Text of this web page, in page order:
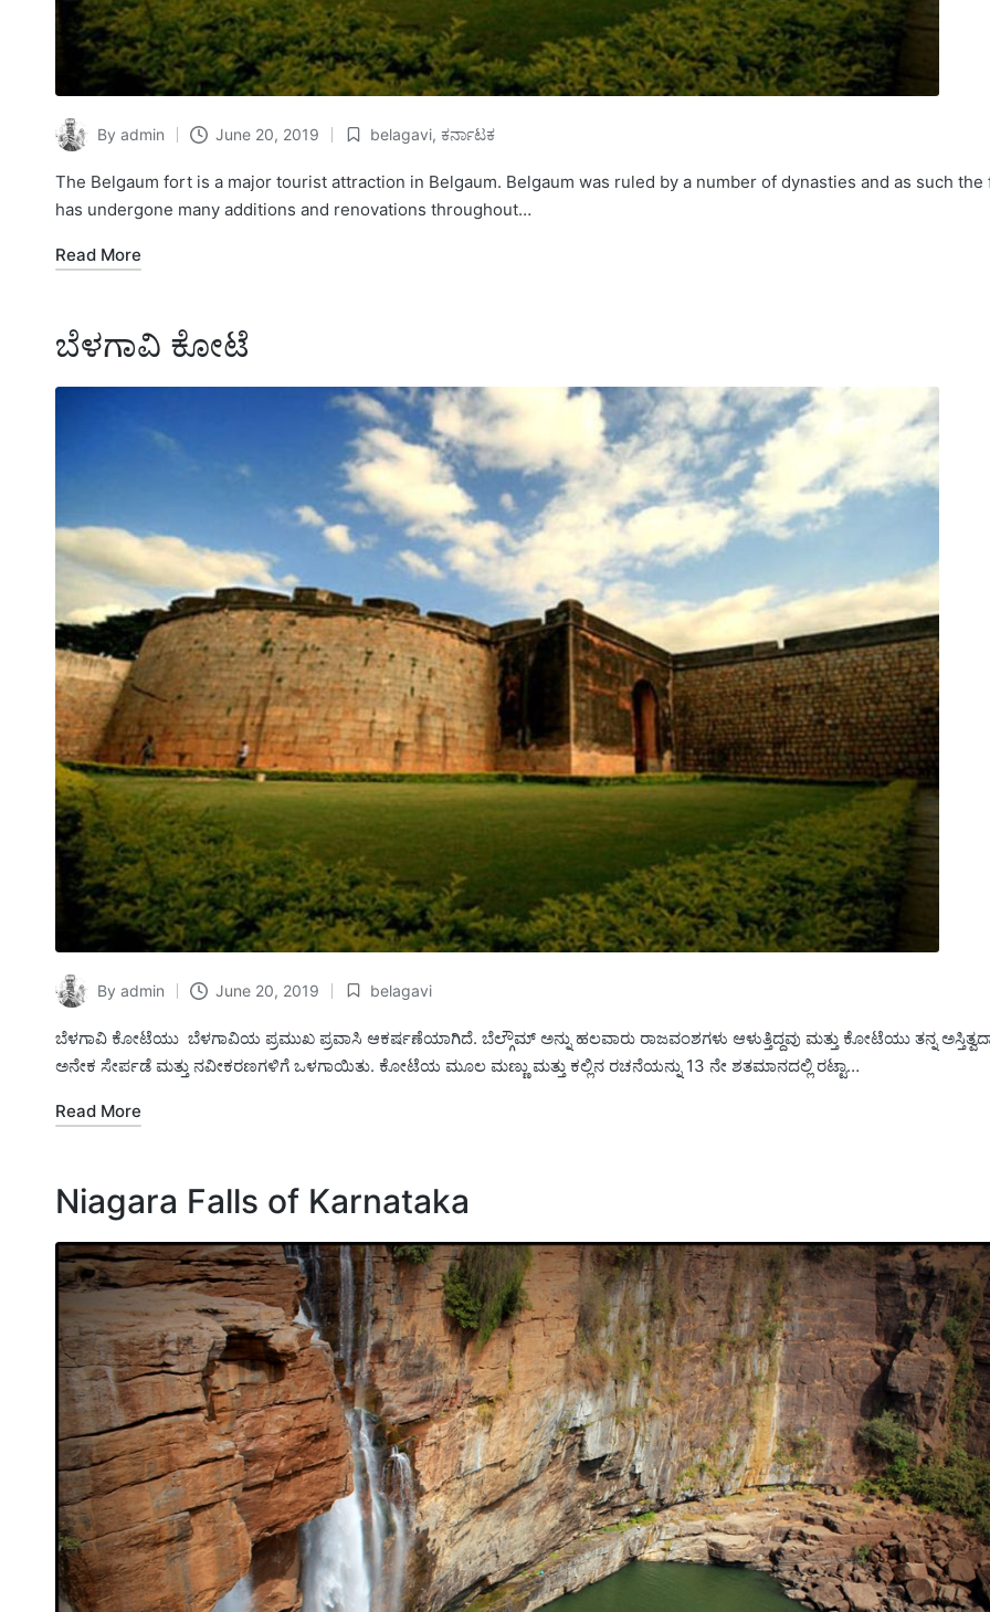
Posted
by
By admin June 20, 2019
Posted
in
belagavi, ಕರ್ನಾಟಕ
The Belgaum fort is a major tourist attraction in Belgaum. Belgaum was ruled by a number of dynasties and as such the
has undergone many additions and renovations throughout…
Read More
ಬೆಳಗಾವಿ ಕೋಟೆ
Posted
by
By admin June 20, 2019
Posted
belagavi
ಬೆಳಗಾವಿ ಕೋಟೆಯು ಬೆಳಗಾವಿಯ ಪ್ರಮುಖ ಪ್ರವಾಸಿ ಆಕರ್ಷಣೆಯಾಗಿದೆ. ಬೆಲ್ಗೌಮ್ ಅನ್ನು ಹಲವಾರು ರಾಜವಂಶಗಳು ಆಳುತ್ತಿದ್ದವು ಮತ್ತು ಕೋಟೆಯು ತನ್ನ
ಅನೇಕ ಸೇರ್ಪಡೆ ಮತ್ತು ನವೀಕರಣಗಳಿಗೆ ಒಳಗಾಯಿತು. ಕೋಟೆಯ ಮೂಲ ಮಣ್ಣು ಮತ್ತು ಕಲ್ಲಿನ ರಚನೆಯನ್ನು 13 ನೇ ಶತಮಾನದಲ್ಲಿ ರಟ್ಟಾ…
Read More
Niagara Falls of Karnataka